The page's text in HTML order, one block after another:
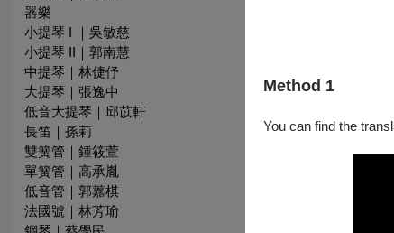
Method 1
You can find the
器樂
小提琴 I ｜吳敏慈
小提琴 II｜郭南慧
中提琴｜林倢伃
大提琴｜張逸中
低音大提琴｜邱苡軒
長笛｜孫莉
雙簧管｜鍾筱萱
單簧管｜高承胤
低音管｜郭䕒棋
法國號｜林芳瑜